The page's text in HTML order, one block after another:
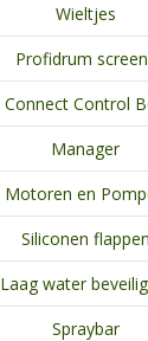
Wieltjes
Profidrum
Connect Control
Manager
Motoren en
Siliconen flappen
Laag water
Spraybar